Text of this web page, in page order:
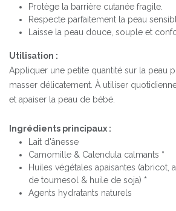
Protège la barrière cutanée fragile.
Respecte parfaitement la peau
Laisse la peau douce, souple et
Utilisation :
Appliquer une petite quantité sur la peau
masser délicatement. À utiliser
et apaiser la peau de bébé.
Ingrédients principaux :
Lait d'ânesse
Camomille & Calendula calmants *
Huiles végétales apaisantes (abricot,
de tournesol & huile de soja) *
Agents hydratants naturels